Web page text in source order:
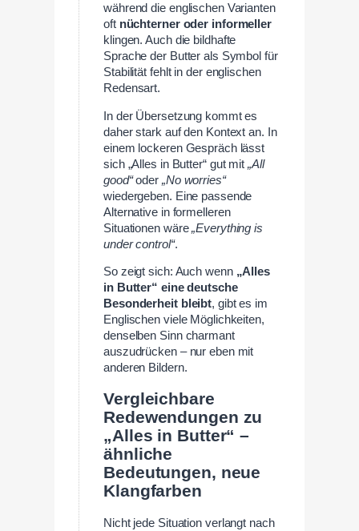
während die englischen Varianten
oft nüchterner oder informeller
klingen. Auch die bildhafte
Sprache der Butter als Symbol für
Stabilität fehlt in der englischen
Redensart.
In der Übersetzung kommt es
daher stark auf den Kontext an. In
einem lockeren Gespräch lässt
sich „Alles in Butter“ gut mit „All
good“oder „No worries“
wiedergeben. Eine passende
Alternative in formelleren
Situationen wäre„Everything is
under control“.
So zeigt sich: Auch wenn „Alles
in Butter“ eine deutsche
Besonderheit bleibt, gibt es im
Englischen viele Möglichkeiten,
denselben Sinn charmant
auszudrücken – nur eben mit
anderen Bildern.
Vergleichbare
Redewendungen zu
„Alles in Butter“ –
ähnliche
Bedeutungen, neue
Klangfarben
Nicht jede Situation verlangt nach